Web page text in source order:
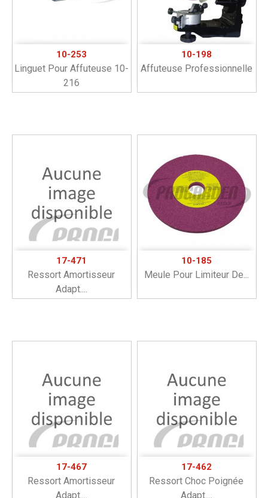
10-253
Linguet Pour Affuteuse 10-
216
10-198
Affuteuse Professionnelle
17-471
Ressort Amortisseur
Adapt....
10-185
Meule Pour Limiteur De...
17-467
Ressort Amortisseur
Adapt....
17-462
Ressort Choc Poignée
Adapt....